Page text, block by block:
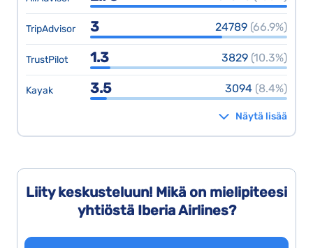
TripAdvisor 3 24789 (66.9%)
TrustPilot 1.3 3829 (10.3%)
Kayak 3.5 3094 (8.4%)
Näytä lisää
Liity keskusteluun! Mikä on mielipiteesi
yhtiöstä Iberia Airlines?